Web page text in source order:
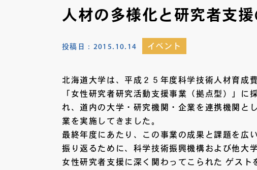
人材の多様化と研究者支
投稿日： 2015.10.14 イベント
北海道大学は、平成２５年度科学技術人材育成
「女性研究者研究活動支援事業（拠点型）」に
れ、道内の大学・研究機関・企業を連携機関と
業を実施してきました。
最終年度にあたり、この事業の成果と課題を広
振り返るために、科学技術振興機構および他大学
女性研究者支援に深く関わってこられた ゲスト